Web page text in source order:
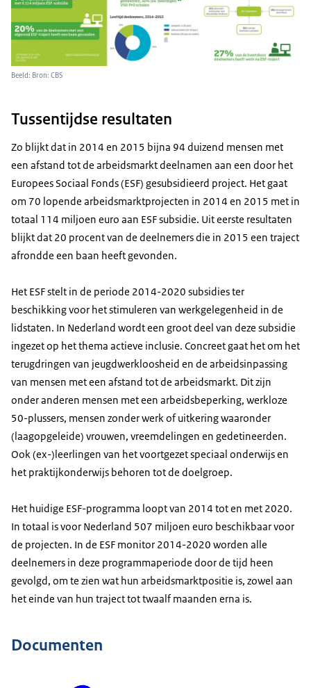
Beeld: Bron: CBS
Tussentijdse resultaten
Zo blijkt dat in 2014 en 2015 bijna 94 duizend mensen met
een afstand tot de arbeidsmarkt deelnamen aan een door het
Europees Sociaal Fonds (ESF) gesubsidieerd project. Het gaat
om 70 lopende arbeidsmarktprojecten in 2014 en 2015 met in
totaal 114 miljoen euro aan ESF subsidie. Uit eerste resultaten
blijkt dat 20 procent van de deelnemers die in 2015 een traject
afrondde een baan heeft gevonden.
Het ESF stelt in de periode 2014-2020 subsidies ter
beschikking voor het stimuleren van werkgelegenheid in de
lidstaten. In Nederland wordt een groot deel van deze subsidie
ingezet op het thema actieve inclusie. Concreet gaat het om het
terugdringen van jeugdwerkloosheid en de arbeidsinpassing
van mensen met een afstand tot de arbeidsmarkt. Dit zijn
onder anderen mensen met een arbeidsbeperking, werkloze
50-plussers, mensen zonder werk of uitkering waaronder
(laagopgeleide) vrouwen, vreemdelingen en gedetineerden.
Ook (ex-)leerlingen van het voortgezet speciaal onderwijs en
het praktijkonderwijs behoren tot de doelgroep.
Het huidige ESF-programma loopt van 2014 tot en met 2020.
In totaal is voor Nederland 507 miljoen euro beschikbaar voor
de projecten. In de ESF monitor 2014-2020 worden alle
deelnemers in deze programmaperiode door de tijd heen
gevolgd, om te zien wat hun arbeidsmarktpositie is, zowel aan
het einde van hun traject tot twaalf maanden erna is.
Documenten